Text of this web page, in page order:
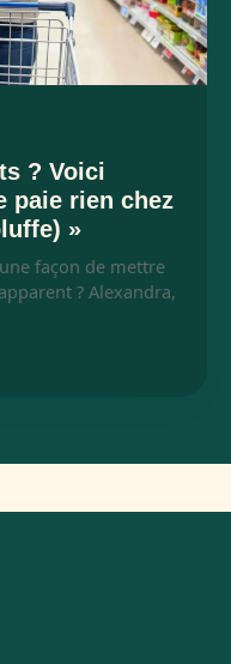
? Voici
paie rien chez
»
façon de mettre
? Alexandra,